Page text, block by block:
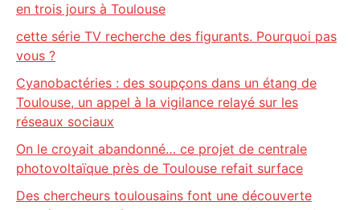
en trois jours à Toulouse
cette série TV recherche des figurants. Pourquoi pas
vous ?
Cyanobactéries : des soupçons dans un étang de
Toulouse, un appel à la vigilance relayé sur les
réseaux sociaux
On le croyait abandonné… ce projet de centrale
photovoltaïque près de Toulouse refait surface
Des chercheurs toulousains font une découverte